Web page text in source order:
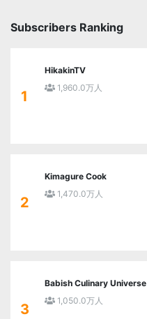
Subscribers Ranking
1
HikakinTV
1,960.0万人
2
Kimagure Cook
1,470.0万人
3
Babish Culinary Universe
1,050.0万人